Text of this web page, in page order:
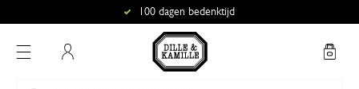
100 dagen bedenktijd